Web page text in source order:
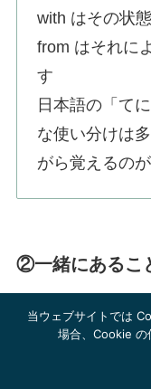
with はその状
from はそれに
す
日本語の「て
な使い分けは
がら覚えるの
②一緒にあるこ
with だけで条件
当ウェブサイトでは
場合、Cookie の